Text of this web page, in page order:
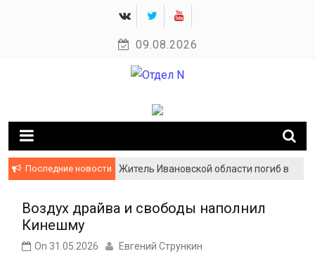
09.08.2026
Последние новости
Житель Ивановской области погиб в
операции
Воздух драйва и свободы наполнил
Кинешму
On 31.05.2026 Евгений Стрункин